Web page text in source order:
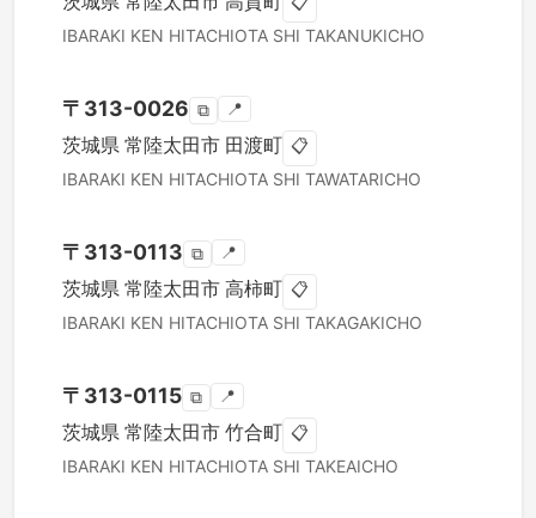
IBARAKI KEN HITACHIOTA SHI TAKANUKICHO
〒 313-0026 ⧉ 📍
茨城県 常陸太田市 田渡町 📋
IBARAKI KEN HITACHIOTA SHI TAWATARICHO
〒 313-0113 ⧉ 📍
茨城県 常陸太田市 高柿町 📋
IBARAKI KEN HITACHIOTA SHI TAKAGAKICHO
〒 313-0115 ⧉ 📍
茨城県 常陸太田市 竹合町 📋
IBARAKI KEN HITACHIOTA SHI TAKEAICHO